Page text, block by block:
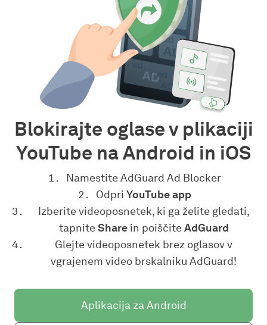
Blokirajte oglase v plikaciji
YouTube na Android in iOS
Namestite AdGuard Ad Blocker
Odpri YouTube app
Izberite videoposnetek, ki ga želite gledati,
tapniteSharein poiščiteAdGuard
Glejte videoposnetek brez oglasov v
vgrajenem video brskalniku AdGuard!
Aplikacija za Android